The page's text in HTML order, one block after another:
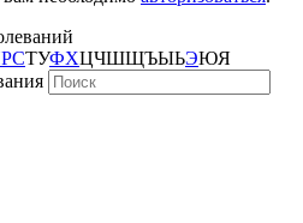
РСТУФХЦЧШЩЪЫЬЭЮЯ